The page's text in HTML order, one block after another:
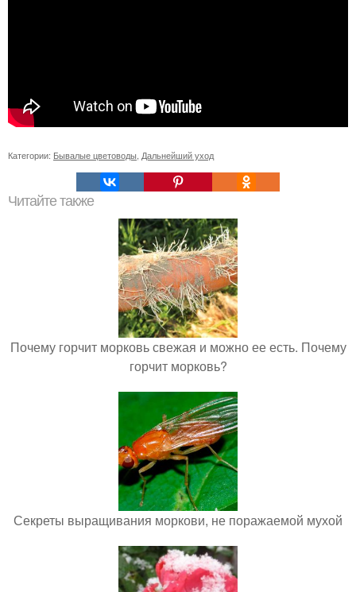
Категории: Бывалые цветоводы Дальнейший уход
Читайте также
Почему горчит морковь свежая и можно ее есть. Почему
горчит морковь?
Секреты выращивания моркови, не поражаемой мухой